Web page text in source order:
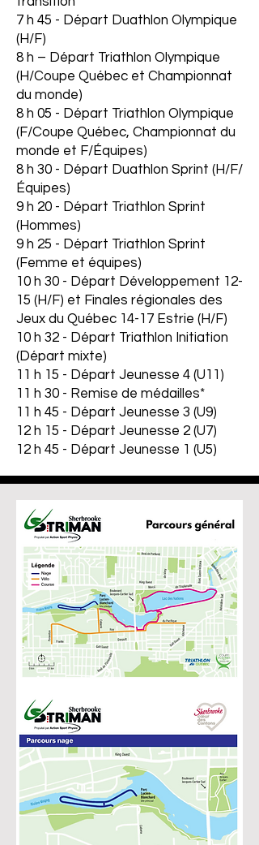
7 h 45 - Départ Duathlon Olympique
(H/F)
8 h – Départ Triathlon Olympique
(H/Coupe Québec et Championnat
du monde)
8 h 05 - Départ Triathlon Olympique
(F/Coupe Québec, Championnat du
monde et F/Équipes)
8 h 30 - Départ Duathlon Sprint (H/F/
Équipes)
9 h 20 - Départ Triathlon Sprint
(Hommes)
9 h 25 - Départ Triathlon Sprint
(Femme et équipes)
10 h 30 - Départ Développement 12-
15 (H/F) et Finales régionales des
Jeux du Québec 14-17 Estrie (H/F)
10 h 32 - Départ Triathlon Initiation
(Départ mixte)
11 h 15 - Départ Jeunesse 4 (U11)
11 h 30 - Remise de médailles*
11 h 45 - Départ Jeunesse 3 (U9)
12 h 15 - Départ Jeunesse 2 (U7)
12 h 45 - Départ Jeunesse 1 (U5)